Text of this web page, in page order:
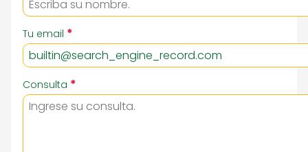
Tu email *
Consulta *